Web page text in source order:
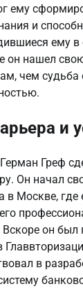
ему
и
ему
он нашел
чем судьба
и
Греф
Он начал
в Москве, где
он был
в